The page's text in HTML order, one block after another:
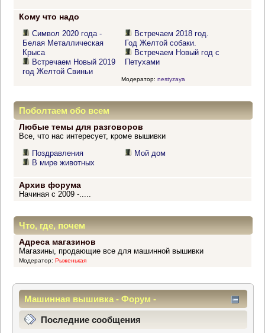
Кому что надо
Символ 2020 года -
Белая Металлическая
Крыса
Встречаем Новый 2019
год Желтой Свиньи
Встречаем 2018 год.
Год Желтой собаки.
Встречаем Новый год с
Петухами
Модератор: nestyzaya
Поболтаем обо всем
Любые темы для разговоров
Все, что нас интересует, кроме вышивки
Поздравления
В мире животных
Мой дом
Архив форума
Начиная с 2009 -.....
Что, где, почем
Адреса магазинов
Магазины, продающие все для машинной вышивки
Модератор: Рыженькая
Машинная вышивка - Форум -
Информационный центр
Последние сообщения